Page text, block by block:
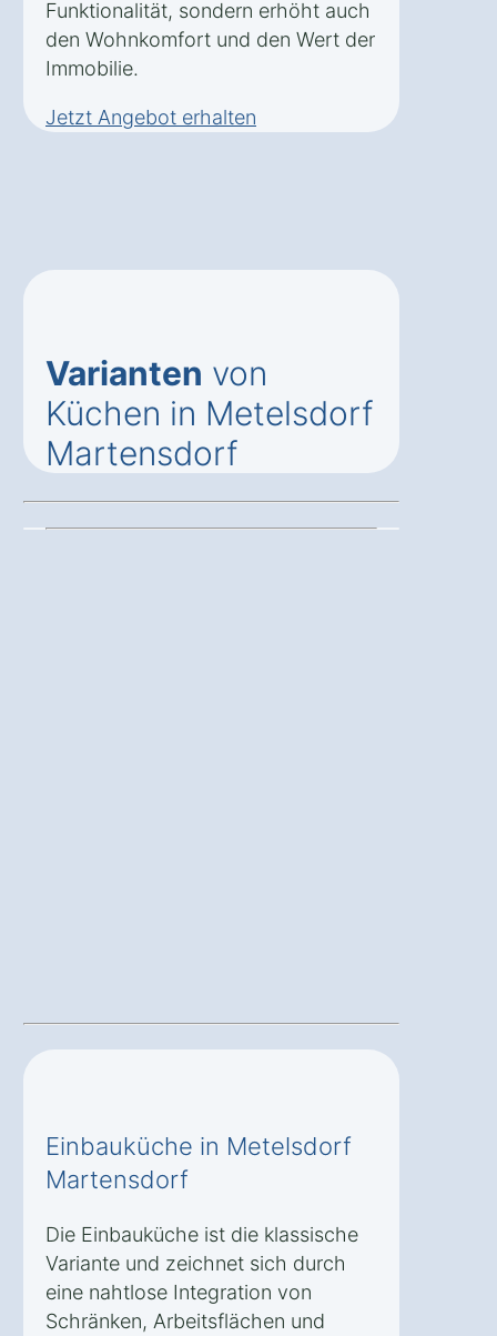
Funktionalität, sondern erhöht auch
den Wohnkomfort und den Wert der
Immobilie.
Jetzt Angebot erhalten
Varianten von
Küchen in Metelsdorf
Martensdorf
Einbauküche in Metelsdorf
Martensdorf
Die Einbauküche ist die klassische
Variante und zeichnet sich durch
eine nahtlose Integration von
Schränken, Arbeitsflächen und